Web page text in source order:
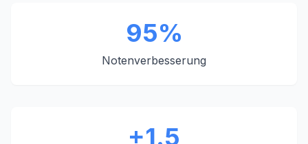
95%
Notenverbesserung
+1.5